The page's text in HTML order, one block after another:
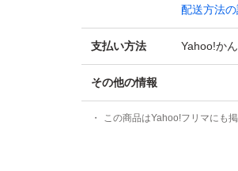
配送方法
支払い方法 Yahoo!か
その他の情報
この商品はYahoo!フリマにも